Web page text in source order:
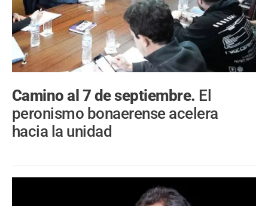
Camino al 7 de septiembre. El
peronismo bonaerense acelera
hacia la unidad